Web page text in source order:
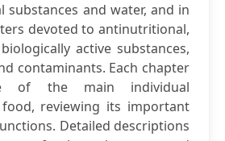
substances and water, and in
devoted to antinutritional,
active substances,
contaminants. Each chapter
of the main individual
reviewing its important
Detailed descriptions